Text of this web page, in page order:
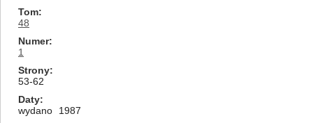
Tom
48
Numer
1
Strony
53-62
Daty
wydano
1987